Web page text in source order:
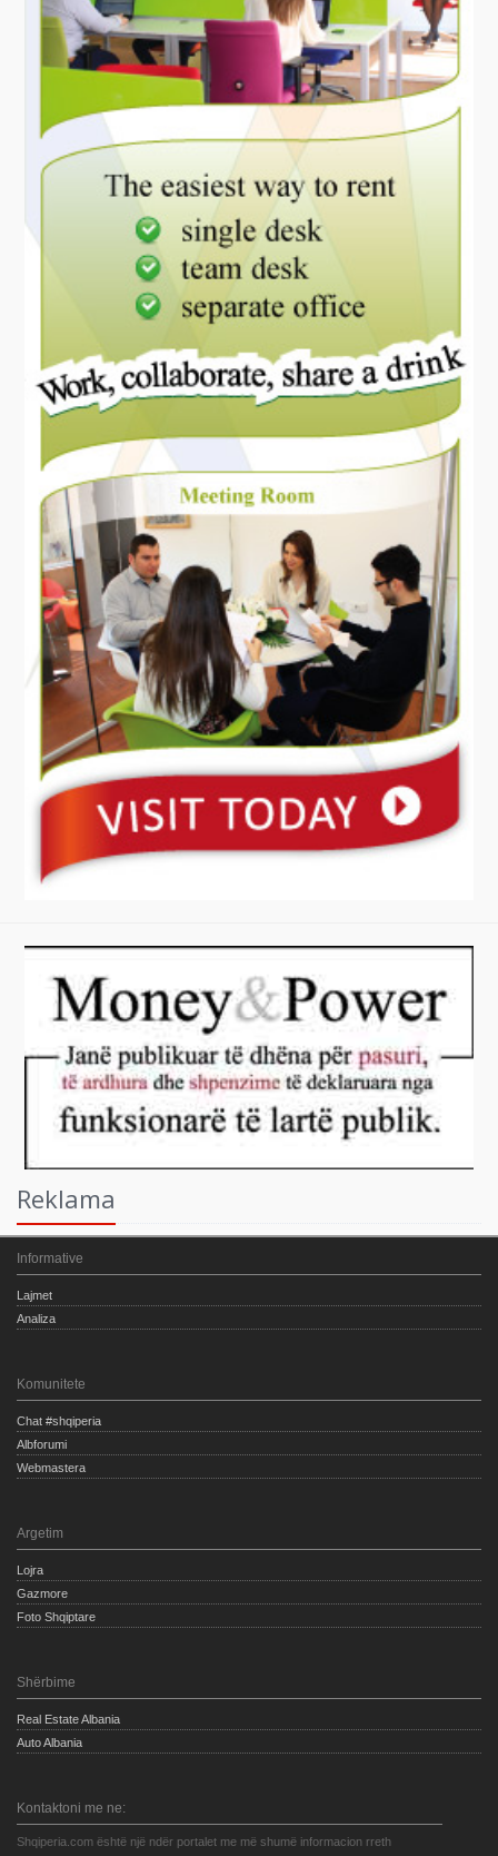
Reklama
Informative
Lajmet
Analiza
Komunitete
Chat #shqiperia
Albforumi
Webmastera
Argetim
Lojra
Gazmore
Foto Shqiptare
Shërbime
Real Estate Albania
Auto Albania
Kontaktoni me ne:
Shqiperia.com është një ndër portalet me më shumë informacion rreth